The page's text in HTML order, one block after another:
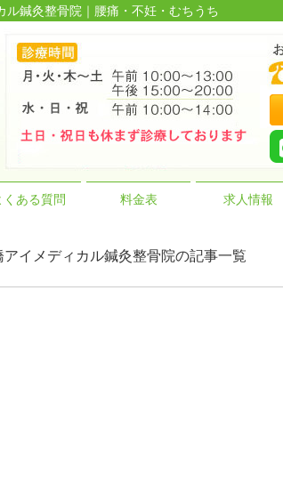
鍼灸整骨院｜腰痛・不妊・むちうち
くある質問 料金表 求人情報
イメディカル鍼灸整骨院の記事一覧